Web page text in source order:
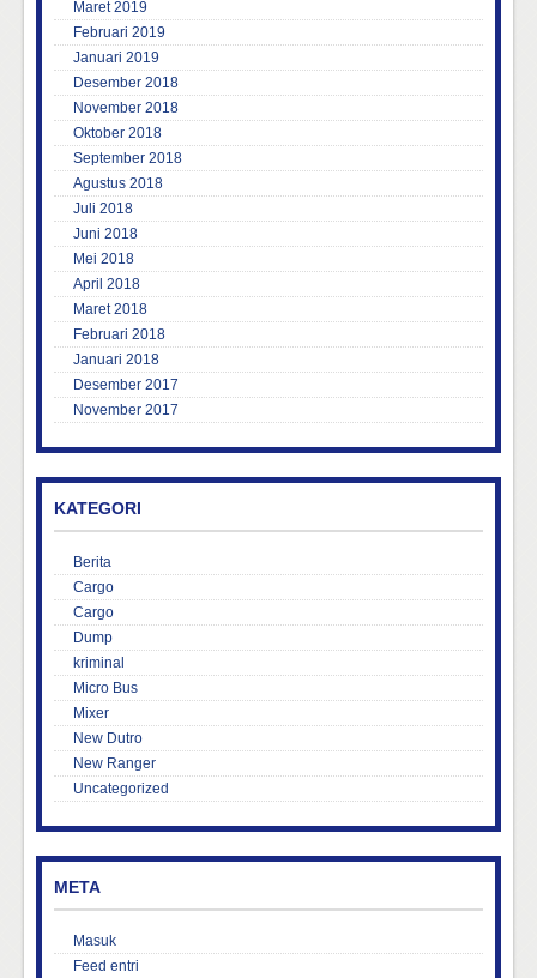
Maret 2019
Februari 2019
Januari 2019
Desember 2018
November 2018
Oktober 2018
September 2018
Agustus 2018
Juli 2018
Juni 2018
Mei 2018
April 2018
Maret 2018
Februari 2018
Januari 2018
Desember 2017
November 2017
KATEGORI
Berita
Cargo
Cargo
Dump
kriminal
Micro Bus
Mixer
New Dutro
New Ranger
Uncategorized
META
Masuk
Feed entri